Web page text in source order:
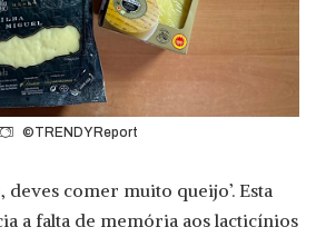
©TRENDY Report
deves comer muito queijo’. Esta
a falta de memória aos lacticínios